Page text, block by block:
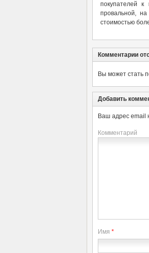
покупателей к
провальной,
стоимостью
Комментарии
Вы может стать
Добавить
Ваш адрес email
Комментарий
Имя *